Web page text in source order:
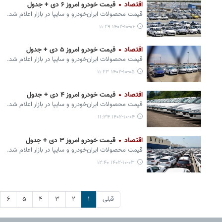
اقتصاد قیمت خودرو امروز ۶ دی + جدول
قیمت محصولات ایران‌خودرو و سایپا در بازار اعلام شد.
۱۴۰۲-۱۰-۰۶ ۱۱:۲۹
اقتصاد قیمت خودرو امروز ۵ دی + جدول
قیمت محصولات ایران‌خودرو و سایپا در بازار اعلام شد.
۱۴۰۲-۱۰-۰۵ ۱۱:۲۳
اقتصاد قیمت خودرو امروز ۴ دی + جدول
قیمت محصولات ایران‌خودرو و سایپا در بازار اعلام شد.
۱۴۰۲-۱۰-۰۴ ۱۱:۳۴
اقتصاد قیمت خودرو امروز ۳ دی + جدول
قیمت محصولات ایران‌خودرو و سایپا در بازار اعلام شد.
۱۴۰۲-۱۰-۰۳ ۱۲:۴۰
قبلی ۱ ۲ ۳ ۴ ۵ ۶